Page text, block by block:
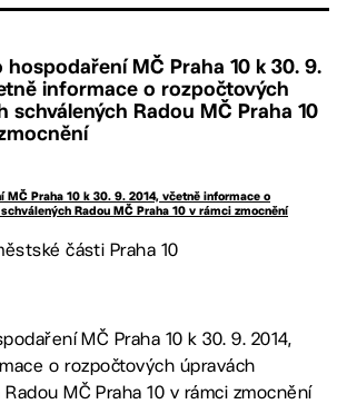
hospodaření MČ Praha 10 k 30. 9.
informace o rozpočtových
schválených Radou MČ Praha 10
MČ Praha 10 k 30. 9. 2014, včetně informace o
Radou MČ Praha 10 v rámci zmocnění
části Praha 10
MČ Praha 10 k 30. 9. 2014,
o rozpočtových úpravách
MČ Praha 10 v rámci zmocnění